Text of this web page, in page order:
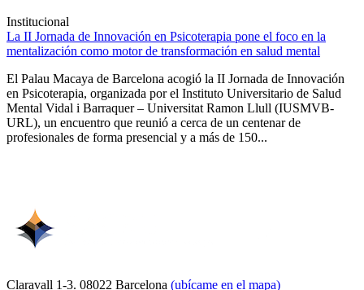
Institucional
La II Jornada de Innovación en Psicoterapia pone el foco en la
mentalización como motor de transformación en salud mental
El Palau Macaya de Barcelona acogió la II Jornada de Innovación
en Psicoterapia, organizada por el Instituto Universitario de Salud
Mental Vidal i Barraquer – Universitat Ramon Llull (IUSMVB-
URL), un encuentro que reunió a cerca de un centenar de
profesionales de forma presencial y a más de 150...
Claravall 1-3. 08022 Barcelona (ubícame en el mapa)